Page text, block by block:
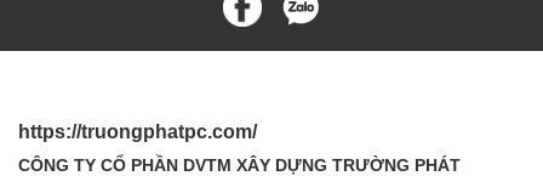
https://truongphatpc.com/
CÔNG TY CỔ PHẦN DVTM XÂY DỰNG TRƯỜNG PHÁT